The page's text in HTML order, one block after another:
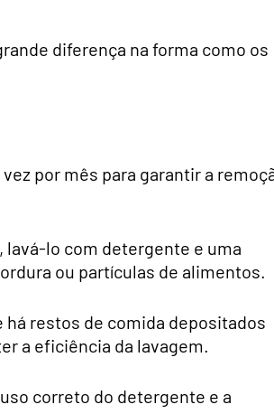
diferença na forma como os
por mês para garantir a
lo com detergente e uma
ou partículas de alimentos.
há restos de comida depositados
a eficiência da lavagem.
correto do detergente e a